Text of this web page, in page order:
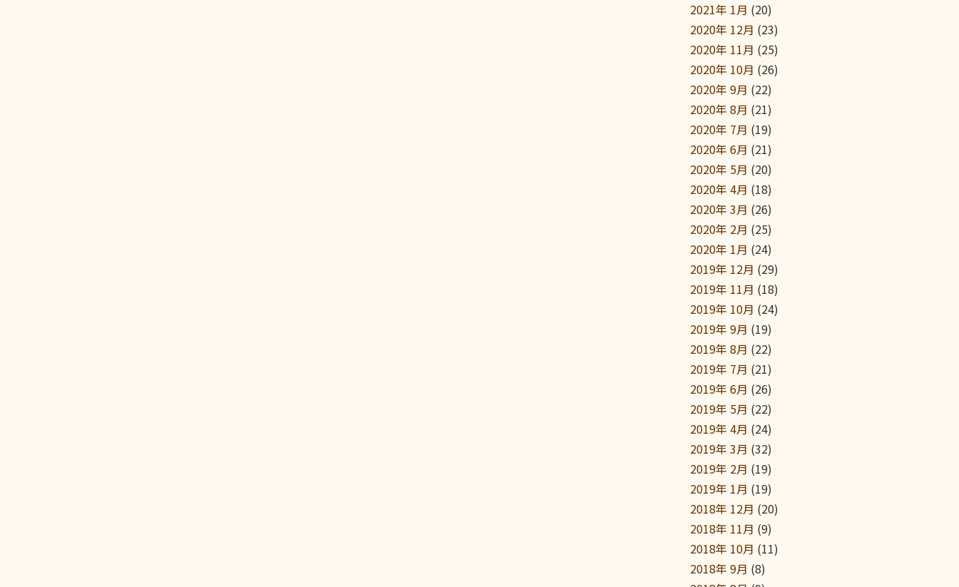
2021年 1月 (20)
2020年 12月 (23)
2020年 11月 (25)
2020年 10月 (26)
2020年 9月 (22)
2020年 8月 (21)
2020年 7月 (19)
2020年 6月 (21)
2020年 5月 (20)
2020年 4月 (18)
2020年 3月 (26)
2020年 2月 (25)
2020年 1月 (24)
2019年 12月 (29)
2019年 11月 (18)
2019年 10月 (24)
2019年 9月 (19)
2019年 8月 (22)
2019年 7月 (21)
2019年 6月 (26)
2019年 5月 (22)
2019年 4月 (24)
2019年 3月 (32)
2019年 2月 (19)
2019年 1月 (19)
2018年 12月 (20)
2018年 11月 (9)
2018年 10月 (11)
2018年 9月 (8)